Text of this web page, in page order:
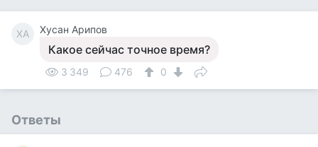
ХА Хусан Арипов
Какое сейчас точное время?
3 349 476 0
Ответы